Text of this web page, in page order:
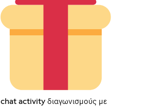
chat activity διαγωνισμούς με